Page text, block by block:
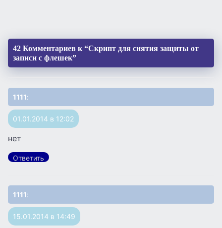
42 Комментариев к “Скрипт для снятия защиты от
записи с флешек”
1111:
01.01.2014 в 12:02
нет
Ответить
1111:
15.01.2014 в 14:49